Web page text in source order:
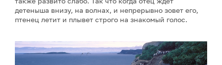
детеныша внизу, на волнах, и непрерывно зовет его,
птенец летит и плывет строго на знакомый голос.